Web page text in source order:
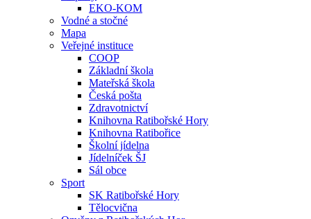
EKO-KOM
Vodné a stočné
Mapa
Veřejné instituce
COOP
Základní škola
Mateřská škola
Česká pošta
Zdravotnictví
Knihovna Ratibořské Hory
Knihovna Ratibořice
Školní jídelna
Jídelníček ŠJ
Sál obce
Sport
SK Ratibořské Hory
Tělocvična